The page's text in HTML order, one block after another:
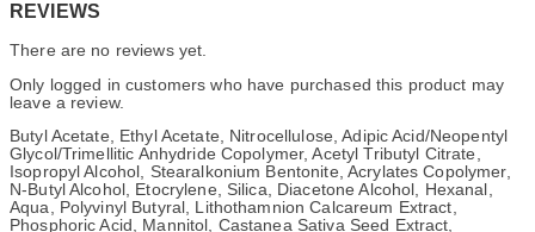
REVIEWS
There are no reviews yet.
Only logged in customers who have purchased this product may
leave a review.
Butyl Acetate, Ethyl Acetate, Nitrocellulose, Adipic Acid/Neopentyl
Glycol/Trimellitic Anhydride Copolymer, Acetyl Tributyl Citrate,
Isopropyl Alcohol, Stearalkonium Bentonite, Acrylates Copolymer,
N-Butyl Alcohol, Etocrylene, Silica, Diacetone Alcohol, Hexanal,
Aqua, Polyvinyl Butyral, Lithothamnion Calcareum Extract,
Phosphoric Acid, Mannitol, Castanea Sativa Seed Extract,